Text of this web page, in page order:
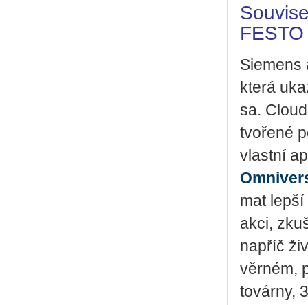
FESTO
Si­e­mens
která
sa.
tvo­ře­né
vlast­ní
mat
ak­ci,
na­příč
věr­ném,
to­vár­ny,